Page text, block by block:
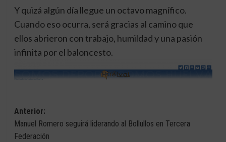
Y quizá algún día llegue un octavo magnífico.
Cuando eso ocurra, será gracias al camino que
ellos abrieron con trabajo, humildad y una pasión
infinita por el baloncesto.
Navegación
de
Anterior:
Manuel Romero seguirá liderando al Bollullos en Tercera
Federación